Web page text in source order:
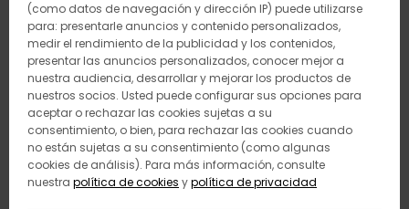
(como datos de navegación y dirección IP) puede utilizarse
para: presentarle anuncios y contenido personalizados,
medir el rendimiento de la publicidad y los contenidos,
presentar las anuncios personalizados, conocer mejor a
nuestra audiencia, desarrollar y mejorar los productos de
nuestros socios. Usted puede configurar sus opciones para
aceptar o rechazar las cookies sujetas a su
consentimiento, o bien, para rechazar las cookies cuando
no están sujetas a su consentimiento (como algunas
cookies de análisis). Para más información, consulte
nuestra política de cookies ypolítica de privacidad